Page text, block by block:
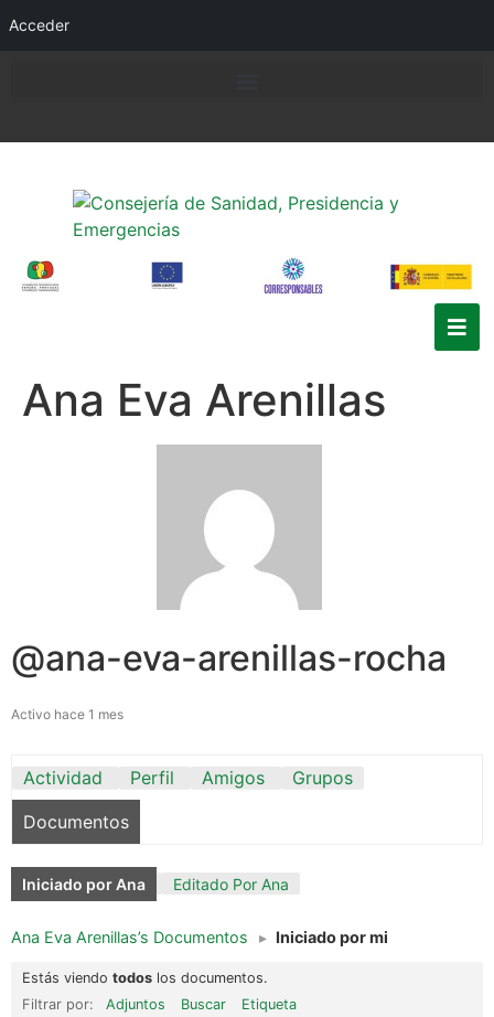
Acceder
Ana Eva Arenillas
@ana-eva-arenillas-rocha
Activo hace 1 mes
Actividad Perfil Amigos
Grupos
Documentos
Iniciado por Ana Editado Por Ana
Ana Eva Arenillas’s Documentos ▸ Iniciado por mi
Estás viendo todos los documentos.
Filtrar por:
Adjuntos Buscar Etiqueta